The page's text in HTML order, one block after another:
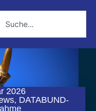
2026
, DATABUND-